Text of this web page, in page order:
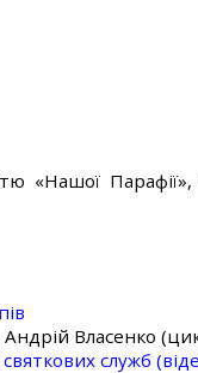
«Нашої
Андрій Власенко
служб